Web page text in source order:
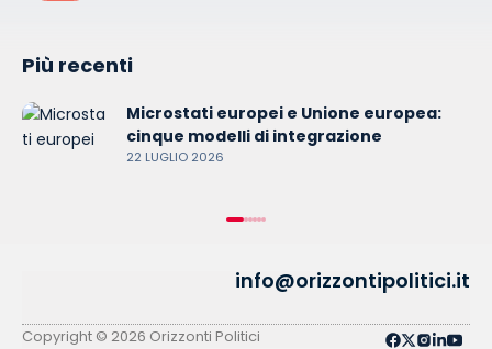
Più recenti
Microstati europei e Unione europea:
cinque modelli di integrazione
22 LUGLIO 2026
info@orizzontipolitici.it
Copyright © 2026 Orizzonti Politici